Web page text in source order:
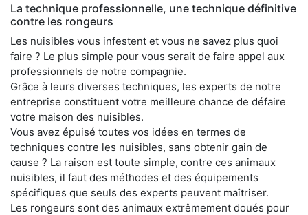
La technique professionnelle, une technique définitive
contre les rongeurs
Les nuisibles vous infestent et vous ne savez plus quoi
faire ? Le plus simple pour vous serait de faire appel aux
professionnels de notre compagnie.
Grâce à leurs diverses techniques, les experts de notre
entreprise constituent votre meilleure chance de défaire
votre maison des nuisibles.
Vous avez épuisé toutes vos idées en termes de
techniques contre les nuisibles, sans obtenir gain de
cause ? La raison est toute simple, contre ces animaux
nuisibles, il faut des méthodes et des équipements
spécifiques que seuls des experts peuvent maîtriser.
Les rongeurs sont des animaux extrêmement doués pour